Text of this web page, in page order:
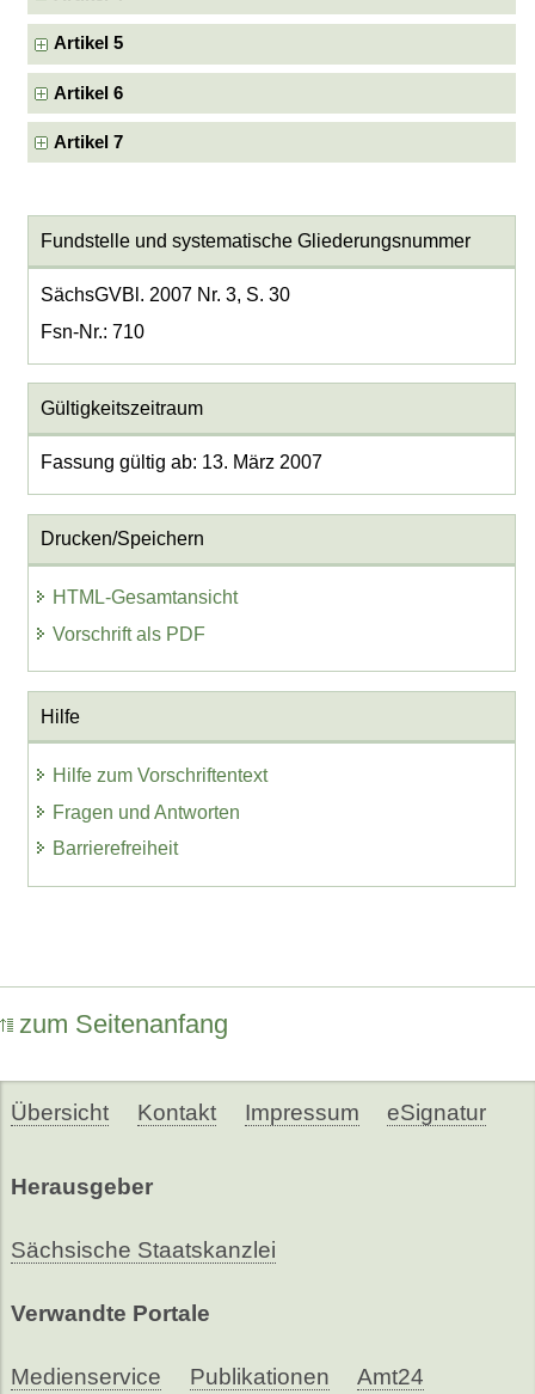
Artikel 5
Artikel 6
Artikel 7
Fundstelle und systematische Gliederungsnummer
SächsGVBl. 2007 Nr. 3, S. 30
Fsn-Nr.: 710
Gültigkeitszeitraum
Fassung gültig ab: 13. März 2007
Drucken/Speichern
HTML-Gesamtansicht
Vorschrift als PDF
Hilfe
Hilfe zum Vorschriftentext
Fragen und Antworten
Barrierefreiheit
zum Seitenanfang
Übersicht Kontakt Impressum eSignatur
Herausgeber
Sächsische Staatskanzlei
Verwandte Portale
Medienservice Publikationen Amt24